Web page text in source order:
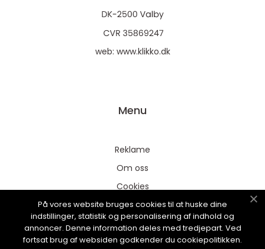
web: www.klikko.dk
Menu
Reklame
Om oss
Cookies
Kontakt Oss
Sitemap
På vores website bruges cookies til at huske dine
indstillinger, statistik og personalisering af indhold og
annoncer. Denne information deles med tredjepart. Ved
fortsat brug af websiden godkender du cookiepolitikken.